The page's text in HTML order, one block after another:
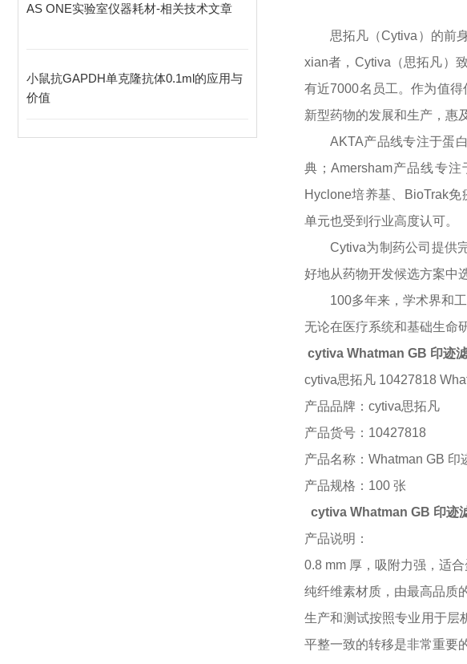
AS ONE实验室仪器耗材-相关技术文章
小鼠抗GAPDH单克隆抗体0.1ml的应用与
价值
思拓凡（Cytiva）的前
xian者， Cytiva（思拓凡）
有近7000名员工。作为值
新型药物的发展和生产，惠
AKTA产品线专注于蛋
典；Amersham产品线专
Hyclone培养基、BioTrak
单元也受到行业高度认可。
Cytiva为制药公司提供
好地从药物开发候选方案中
100多年来，学术界和
无论在医疗系统和基础生命
cytiva Whatman GB 印迹
cytiva思拓凡 10427818
产品品牌： cytiva思拓凡
产品货号： 10427818
产品名称： Whatman GB 印
产品规格： 100 张
cytiva Whatman GB 印迹
产品说明：
0.8 mm 厚，吸附力强，适
纯纤维素材质，由最高品质
生产和测试按照专业用于层
平整一致的转移是非常重要的